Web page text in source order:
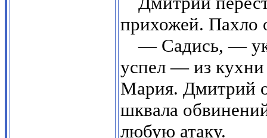
прихожей. Пахло
— Садись, —
успел — из
Мария. Дмитрий
шквала
любую атаку.